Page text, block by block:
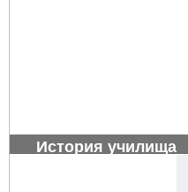
История училища